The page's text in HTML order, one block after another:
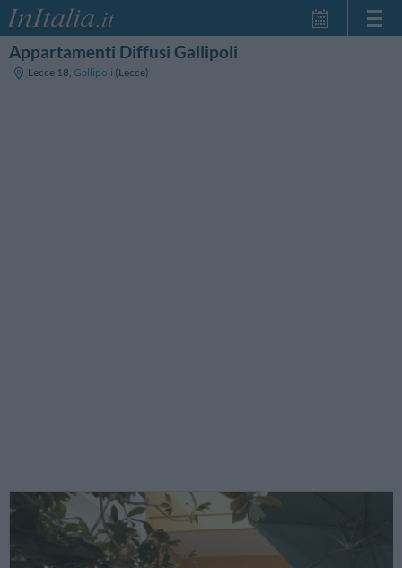
Appartamenti Diffusi Gallipoli
Lecce 18, Gallipoli (Lecce)